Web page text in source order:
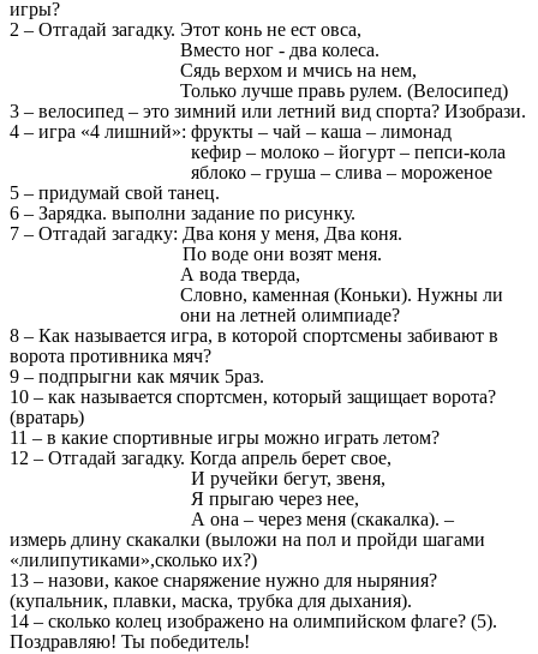
игры?
2 – Отгадай загадку. Этот конь не ест овса,
Вместо ног - два колеса.
Сядь верхом и мчись на нем,
Только лучше правь рулем. (Велосипед)
3 – велосипед – это зимний или летний вид спорта? Изобрази.
4 – игра «4 лишний»: фрукты – чай – каша – лимонад
кефир – молоко – йогурт – пепси-кола
яблоко – груша – слива – мороженое
5 – придумай свой танец.
6 – Зарядка. выполни задание по рисунку.
7 – Отгадай загадку: Два коня у меня, Два коня.
По воде они возят меня.
А вода тверда,
Словно, каменная (Коньки). Нужны ли
они на летней олимпиаде?
8 – Как называется игра, в которой спортсмены забивают в
ворота противника мяч?
9 – подпрыгни как мячик 5раз.
10 – как называется спортсмен, который защищает ворота?
(вратарь)
11 – в какие спортивные игры можно играть летом?
12 – Отгадай загадку. Когда апрель берет свое,
И ручейки бегут, звеня,
Я прыгаю через нее,
А она – через меня (скакалка). –
измерь длину скакалки (выложи на пол и пройди шагами
«лилипутиками»,сколько их?)
13 – назови, какое снаряжение нужно для ныряния?
(купальник, плавки, маска, трубка для дыхания).
14 – сколько колец изображено на олимпийском флаге? (5).
Поздравляю! Ты победитель!